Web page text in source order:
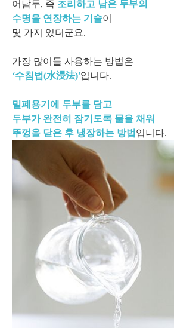
어남두, 즉 조리하고 남은 두부의
수명을 연장하는 기술이
몇 가지 있더군요.
가장 많이들 사용하는 방법은
‘수침법(水浸法)'입니다.
밀폐용기에 두부를 담고
두부가 완전히 잠기도록 물을 채워
뚜껑을 닫은 후 냉장하는 방법 입니다.